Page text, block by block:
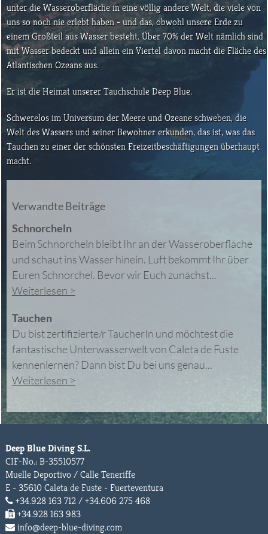
Verwandte Beiträge
Schnorcheln
Beim Schnorcheln bleibt Ihr an der Wasseroberfläche
und schaut ins Wasser hinein. Luft bekommt Ihr über
Euren Schnorchel. Bevor wir Euch zunächst...
Weiterlesen >
Tauchen
Du bist zertifizierte/r TaucherIn und möchtest die
fantastische Unterwasserwelt von Caleta de Fuste
kennenlernen? Dann bist Du bei uns genau...
Weiterlesen >
unter die Wasseroberfläche in eine völlig andere Welt, die viele von
uns so noch nie erlebt haben - und das, obwohl unsere Erde zu
einem Großteil aus Wasser besteht. Über 70% der Welt nämlich sind
mit Wasser bedeckt und allein ein Viertel davon macht die Fläche des
Atlantischen Ozeans aus.
Er ist die Heimat unserer Tauchschule Deep Blue.
Schwerelos im Universum der Meere und Ozeane schweben, die
Welt des Wassers und seiner Bewohner erkunden, das ist, was das
Tauchen zu einer der schönsten Freizeitbeschäftigungen überhaupt
macht.
Deep Blue Diving S.L.
CIF-No.: B-35510577
Muelle Deportivo / Calle Teneriffe
E - 35610 Caleta de Fuste - Fuerteventura
+34.928 163 712 / +34.606 275 468
+34.928 163 983
info@deep-blue-diving.com